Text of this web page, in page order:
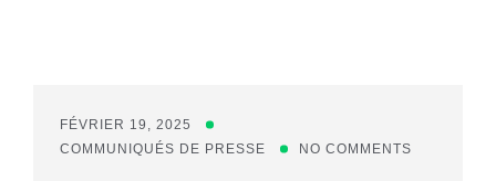
FÉVRIER 19, 2025
COMMUNIQUÉS DE PRESSE
NO COMMENTS